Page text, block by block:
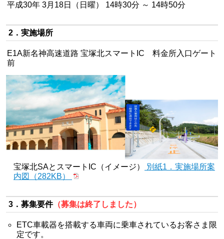
平成30年 3月18日（日曜） 14時30分 ～ 14時50分
2．実施場所
E1A新名神高速道路 宝塚北スマートIC 料金所入口ゲート
前
宝塚北SAとスマートIC（イメージ）
別紙1．実施場所案
内図（282KB）
3．募集要件（募集は終了しました）
ETC車載器を搭載する車両に乗車されているお客さま限
定です。